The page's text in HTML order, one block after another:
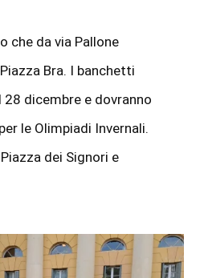
che da via Pallone
Bra. I banchetti
dicembre e dovranno
le Olimpiadi Invernali.
dei Signori e